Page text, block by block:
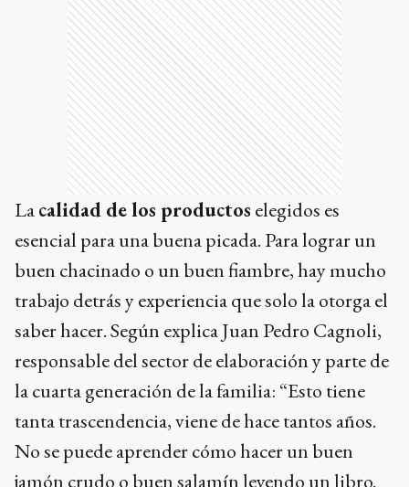
Lacalidad de los productos elegidos es
esencial para una buena picada. Para lograr un
buen chacinado o un buen fiambre, hay mucho
trabajo detrás y experiencia que solo la otorga el
saber hacer. Según explica Juan Pedro Cagnoli,
responsable del sector de elaboración y parte de
la cuarta generación de la familia: “Esto tiene
tanta trascendencia, viene de hace tantos años.
No se puede aprender cómo hacer un buen
jamón crudo o buen salamín leyendo un libro.